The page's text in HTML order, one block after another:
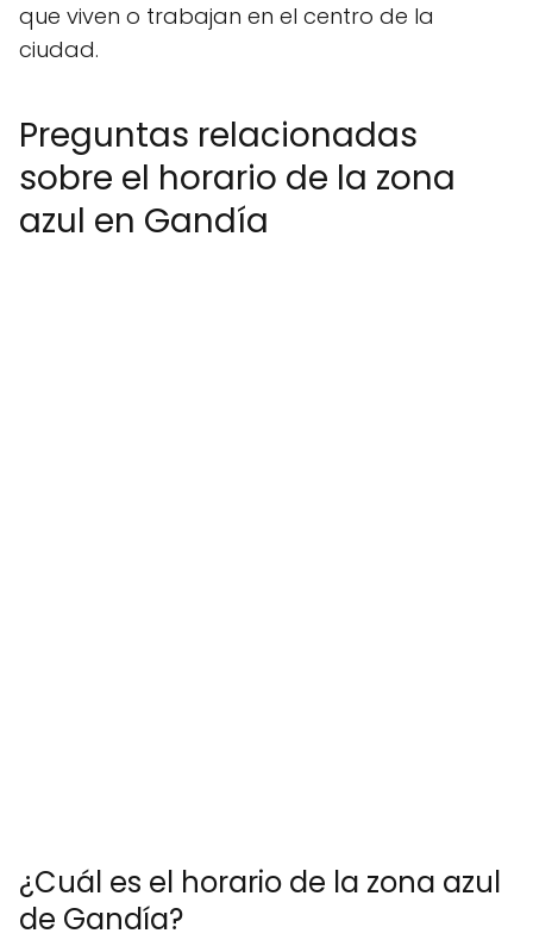
que viven o trabajan en el centro de la
ciudad.
Preguntas relacionadas
sobre el horario de la zona
azul en Gandía
¿Cuál es el horario de la zona azul
de Gandía?